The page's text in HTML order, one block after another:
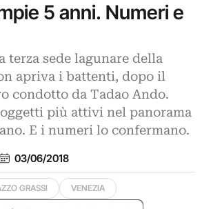
5 anni. Numeri e
terza sede lagunare della
apriva i battenti, dopo il
condotto da Tadao Ando.
più attivi nel panorama
E i numeri lo confermano.
03/06/2018
GRASSI VENEZIA